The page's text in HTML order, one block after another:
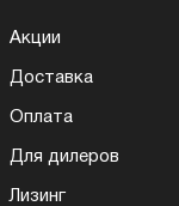
Акции
Доставка
Оплата
Для дилеров
Лизинг